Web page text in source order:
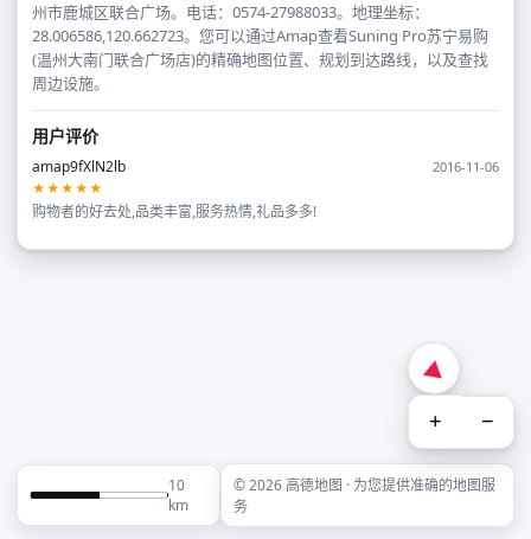
州市鹿城区联合广场。电话：0574-27988033。地理坐标：
28.006586,120.662723。您可以通过Amap查看Suning Pro苏宁易购
(温州大南门联合广场店)的精确地图位置、规划到达路线，以及查找
周边设施。
用户评价
amap9fXlN2lb
2016-11-06
★★★★★
购物者的好去处,品类丰富,服务热情,礼品多多!
+ −
10
km
© 2026 高德地图 · 为您提供准确的地图服
务